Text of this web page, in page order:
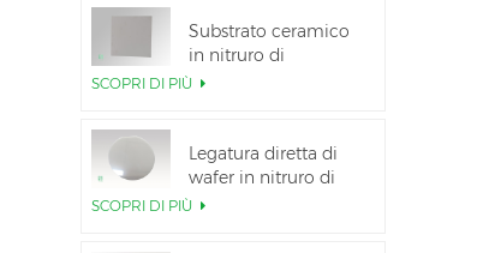
Substrato ceramico
in nitruro di
alluminio ad alta
SCOPRI DI PIÙ
Legatura diretta di
wafer in nitruro di
alluminio ceramico
SCOPRI DI PIÙ